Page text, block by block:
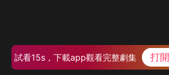
試看15s，下載app觀看完整劇集 打開